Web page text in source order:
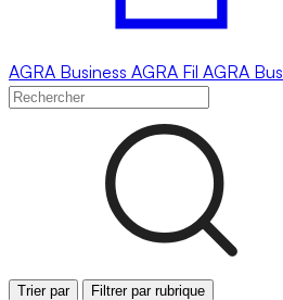
AGRA Business AGRA Fil AGRA
Trier par Filtrer par rubrique